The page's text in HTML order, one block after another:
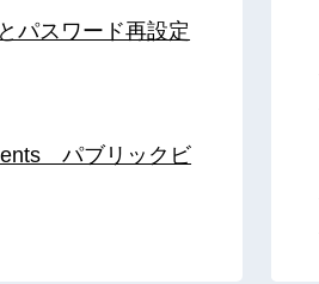
パスワード再設定
パブリックビ